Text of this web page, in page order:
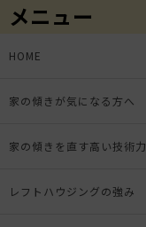
メニュー
HOME
家の傾きが気になる方へ
家の傾きを直す高い技術力
レフトハウジングの強み